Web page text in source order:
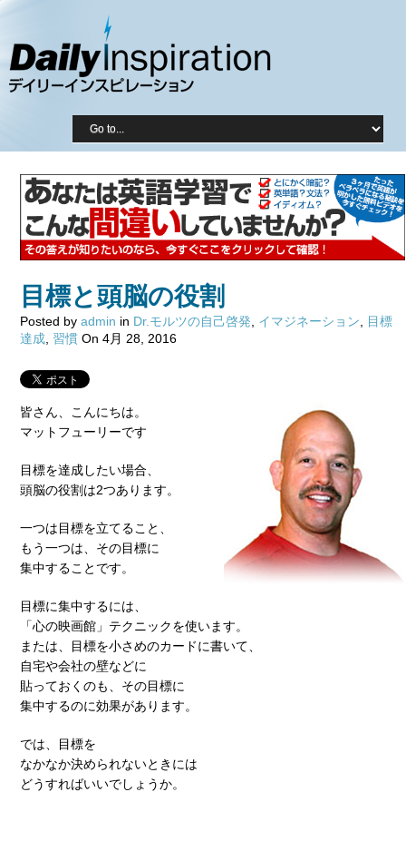
目標と頭脳の役割
Posted by admin in Dr.モルツの自己啓発 イマジネーション
目標
達成 習慣 On 4月 28, 2016
皆さん、こんにちは。
マットフューリーです
目標を達成したい場合、
頭脳の役割は2つあります。
一つは目標を立てること、
もう一つは、その目標に
集中することです。
目標に集中するには、
「心の映画館」テクニックを使います。
または、目標を小さめのカードに書いて、
自宅や会社の壁などに
貼っておくのも、その目標に
集中するのに効果があります。
では、目標を
なかなか決められないときには
どうすればいいでしょうか。